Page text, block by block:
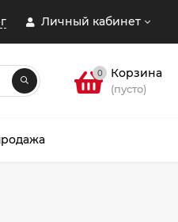
Личный кабинет
0 Корзина
(пусто)